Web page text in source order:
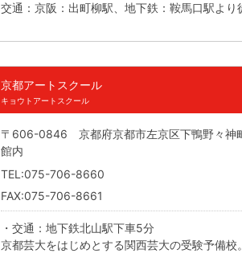
交通：京阪：出町柳駅、地下鉄：鞍馬口駅より
京都アートスクール
キョウトアートスクール
〒606-0846 京都府京都市左京区下鴨野々
館内
TEL:075-706-8660
FAX:075-706-8661
・交通：地下鉄北山駅下車5分
京都芸大をはじめとする関西芸大の受験予備校。